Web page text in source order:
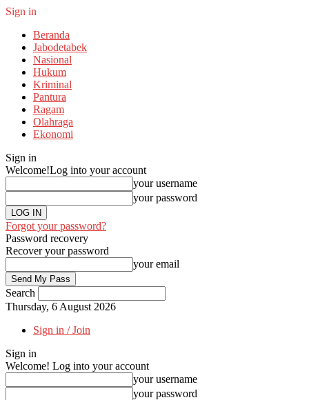
Sign in
Beranda
Jabodetabek
Nasional
Hukum
Kriminal
Pantura
Ragam
Olahraga
Ekonomi
Sign in
Welcome!Log into your account
your username
your password
Forgot your password?
Password recovery
Recover your password
your email
Search
Thursday, 6 August 2026
Sign in / Join
Sign in
Welcome! Log into your account
your username
your password